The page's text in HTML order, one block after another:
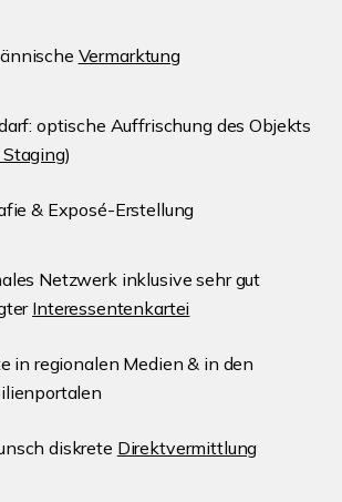
Vermarktung
optische Auffrischung des Objekts
)
& Exposé-Erstellung
Netzwerk inklusive sehr gut
Interessentenkartei
in regionalen Medien & in den
diskrete Direktvermittlung